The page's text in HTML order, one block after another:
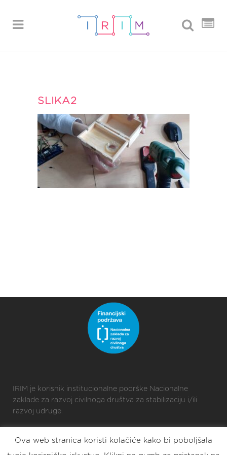
SLIKA2
IRIM je korisnik institucionalne podrške Nacionalne
zaklade za razvoj civilnoga društva za stabilizaciju i/ili
razvoj udruge.
Ova web stranica koristi kolačiće kako bi poboljšala